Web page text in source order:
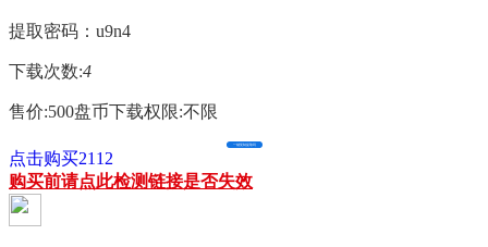
提取密码：u9n4
下载次数:4
售价:500盘币下载权限:不限
一键复制提取码
点击购买2112
购买前请点此检测链接是否失效